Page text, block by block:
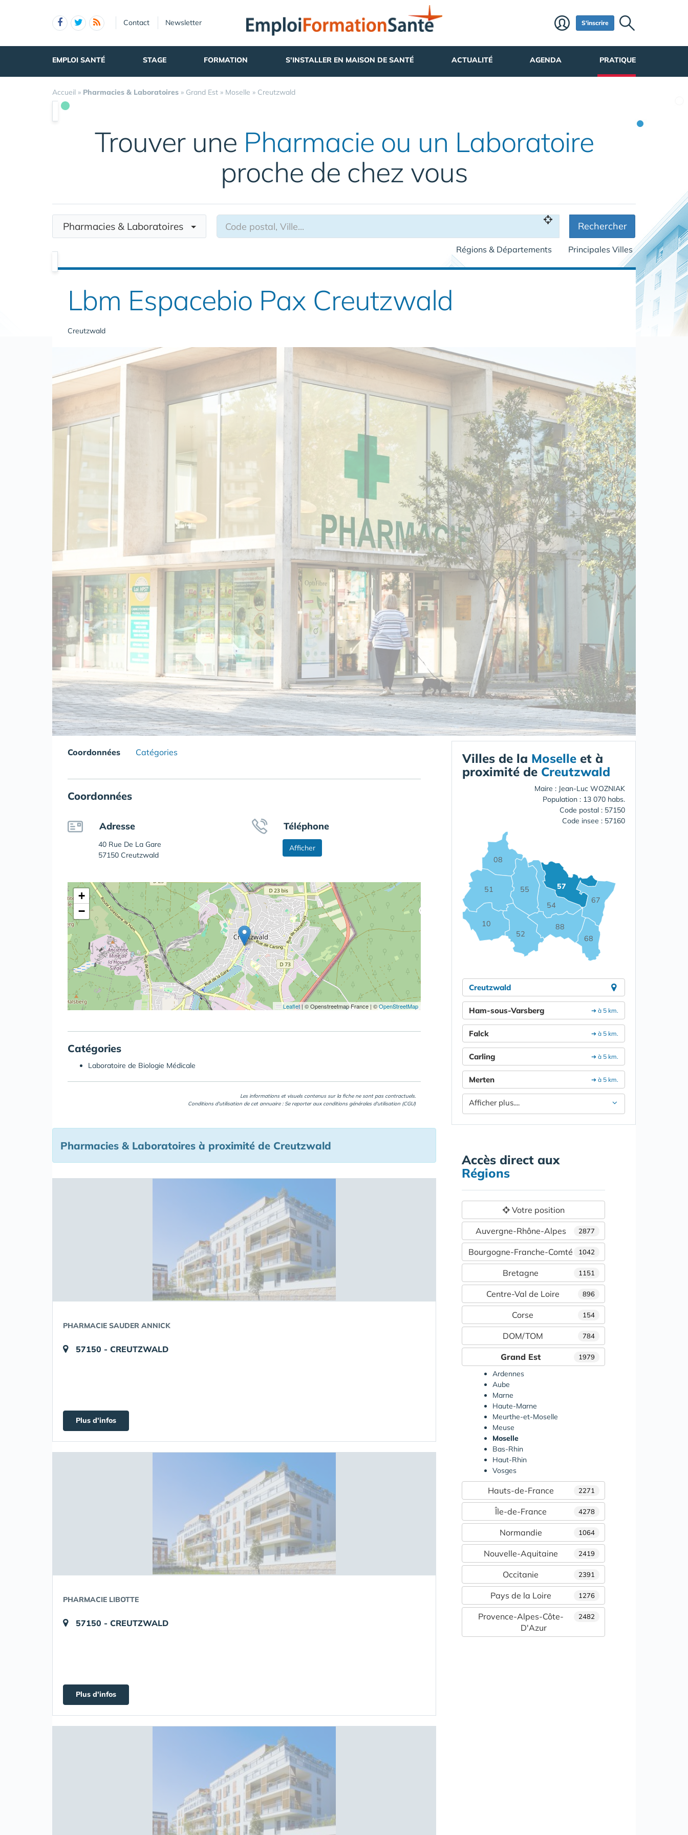
Contact Newsletter S'inscrire
EMPLOI SANTÉ STAGE FORMATION S'INSTALLER EN MAISON DE SANTÉ ACTUALITÉ AGENDA PRATIQUE
Accueil » Pharmacies & Laboratoires » Grand Est » Moselle » Creutzwald
Trouver une Pharmacie ou un Laboratoire
proche de chez vous
Pharmacies & Laboratoires Rechercher
Régions & Départements Principales Villes
Lbm Espacebio Pax Creutzwald
Creutzwald
Coordonnées Catégories
Coordonnées
Adresse
40 Rue De La Gare
57150 Creutzwald
Téléphone
Afficher
+
−
Leaflet |© Openstreetmap France | ©OpenStreetMap
Catégories
Laboratoire de Biologie Médicale
Les informations et visuels contenus sur la fiche ne sont pas contractuels.
Conditions d'utilisation de cet annuaire : Se reporter aux conditions générales d'utilisation (CGU)
Pharmacies & Laboratoires à proximité de Creutzwald
PHARMACIE SAUDER ANNICK
57150 - CREUTZWALD
Plus d'infos
PHARMACIE LIBOTTE
57150 - CREUTZWALD
Plus d'infos
Villes de la Moselle et à
proximité de Creutzwald
Maire : Jean-Luc WOZNIAK
Population : 13 070 habs.
Code postal : 57150
Code insee : 57160
08
10
51
52
54
55 57
67
68
88
Creutzwald
➔ à 5 km.
Ham-sous-Varsberg
➔ à 5 km.
Falck
➔ à 5 km.
Carling
➔ à 5 km.
Merten
Afficher plus....
Accès direct aux
Régions
Votre position
2877
Auvergne-Rhône-Alpes
1042
Bourgogne-Franche-Comté
1151
Bretagne
896
Centre-Val de Loire
154
Corse
784
DOM/TOM
1979
Grand Est
Ardennes
Aube
Marne
Haute-Marne
Meurthe-et-Moselle
Meuse
Moselle
Bas-Rhin
Haut-Rhin
Vosges
2271
Hauts-de-France
4278
Île-de-France
1064
Normandie
2419
Nouvelle-Aquitaine
2391
Occitanie
1276
Pays de la Loire
2482
Provence-Alpes-Côte-
D'Azur